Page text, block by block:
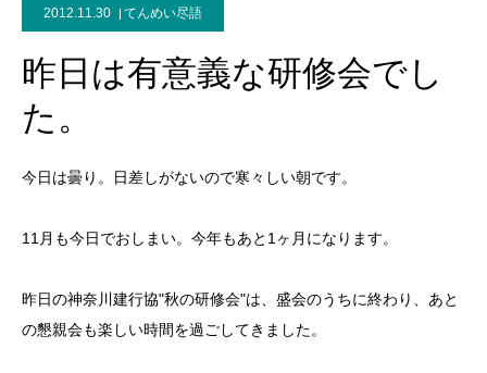
2012.11.30 てんめい尽語
昨日は有意義な研修会でし
た。
今日は曇り。日差しがないので寒々しい朝です。
11月も今日でおしまい。今年もあと1ヶ月になります。
昨日の神奈川建行協"秋の研修会"は、盛会のうちに終わり、あと
の懇親会も楽しい時間を過ごしてきました。